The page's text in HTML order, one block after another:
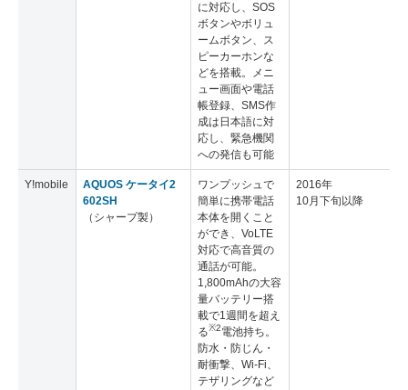
に対応し、SOS
ボタンやボリュ
ームボタン、ス
ピーカーホンな
どを搭載。メニ
ュー画面や電話
帳登録、SMS作
成は日本語に対
応し、緊急機関
への発信も可能
Y!mobile
AQUOS ケータイ2
602SH
（シャープ製）
ワンプッシュで
簡単に携帯電話
本体を開くこと
ができ、VoLTE
対応で高音質の
通話が可能。
1,800mAhの大容
量バッテリー搭
載で1週間を超え
る※2電池持ち。
防水・防じん・
耐衝撃、Wi-Fi、
テザリングなど
2016年
10月下旬以降